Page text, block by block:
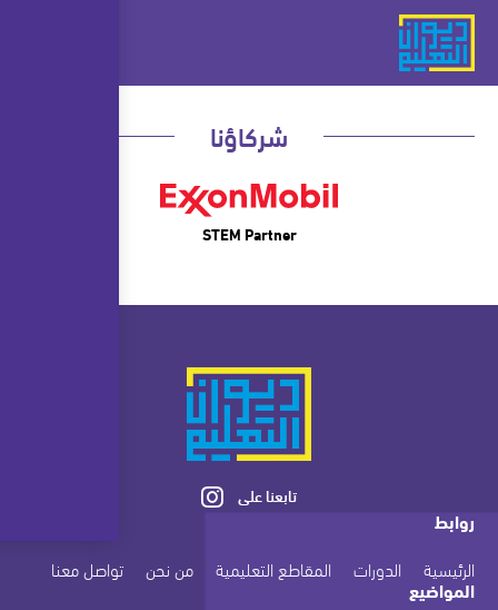
شركاؤنا
STEM Partner
تابعنا على
المواضيع
روابط
الرئيسية
الدورات المقاطع التعليمية من نحن تواصل معنا